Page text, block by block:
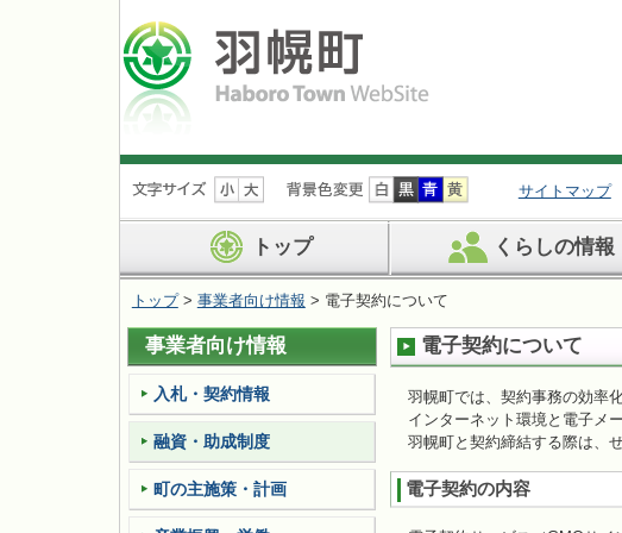
ナ
ビ
ョ
ン
を
飛
ば
す
サイトマップ
トップ くらしの情報
トップ> 事業者向け情報 > 電子契約について
電子契約について
羽幌町では、契約事務の効率
インターネット環境と電子メ
羽幌町と契約締結する際は、
電子契約の内容
事業者向け情報
入札・契約情報
融資・助成制度
町の主施策・計画